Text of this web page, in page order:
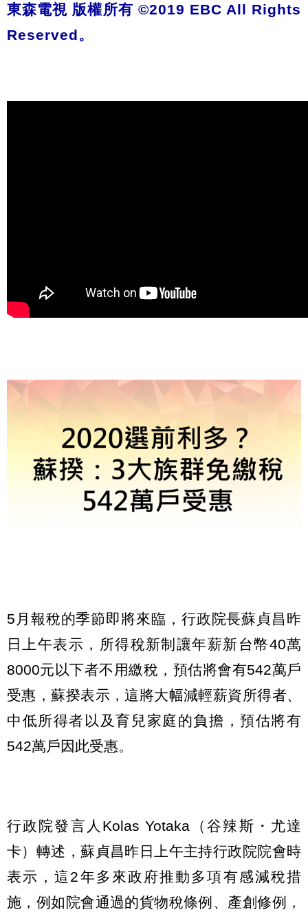
東森電視 版權所有 ©2019 EBC All Rights
Reserved。
5月報稅的季節即將來臨，行政院長蘇貞昌昨
日上午表示，所得稅新制讓年薪新台幣40萬
8000元以下者不用繳稅，預估將會有542萬戶
受惠，蘇揆表示，這將大幅減輕薪資所得者、
中低所得者以及育兒家庭的負擔，預估將有
542萬戶因此受惠。
行政院發言人Kolas Yotaka（谷辣斯・尤達
卡）轉述，蘇貞昌昨日上午主持行政院院會時
表示，這2年多來政府推動多項有感減稅措
施，例如院會通過的貨物稅條例、產創修例，